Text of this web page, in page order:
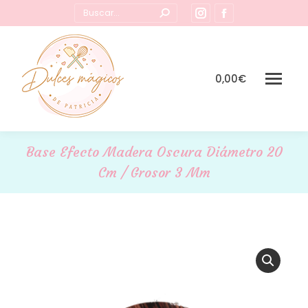
Buscar:
Instagram
page
new
page
in
0,00€
Base Efecto Madera Oscura Diámetro 20
Cm / Grosor 3 Mm